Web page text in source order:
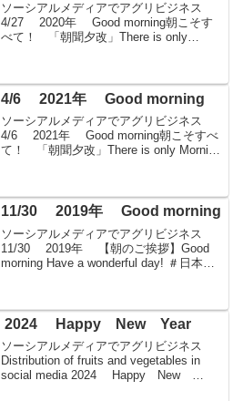
ソーシアルメディアでアグリビジネス
4/27 2020年 Good morning朝こそす
べて！ 「朝聞夕改」There is only
4/6 2021年 Good morning
ソーシアルメディアでアグリビジネス
4/6 2021年 Good morning朝こそすべ
て！ 「朝聞夕改」There is only Morning
11/30 2019年 Good morning
ソーシアルメディアでアグリビジネス
11/30 2019年 【朝のご挨拶】Good
morning Have a wonderful day! ＃日本農
2024 Happy New Year
ソーシアルメディアでアグリビジネス
Distribution of fruits and vegetables in
social media 2024 Happy New